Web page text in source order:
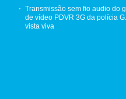
Transmissão sem fio audio do
de vídeo PDVR 3G da polícia
vista viva